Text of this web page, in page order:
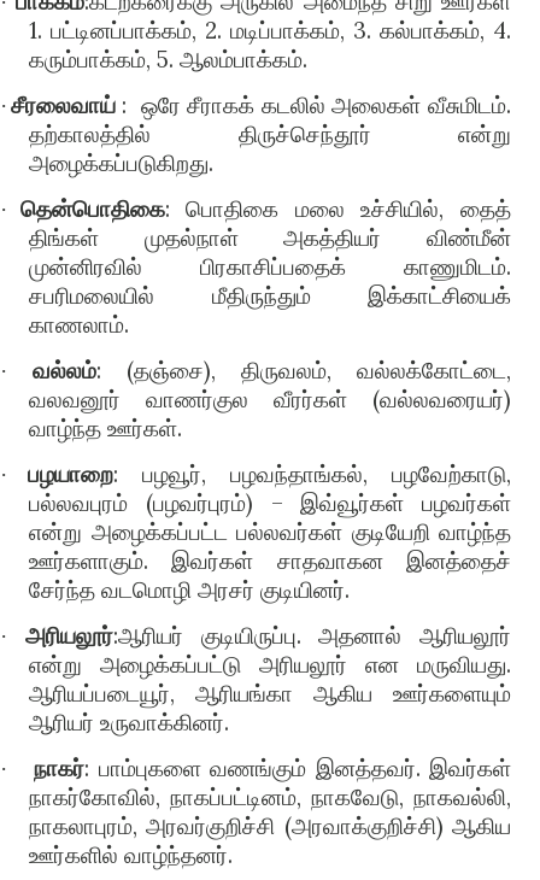
1. பட்டினப்பாக்கம், 2. மடிப்பாக்கம், 3. கல்பாக்கம், 4.
கரும்பாக்கம், 5. ஆலம்பாக்கம்.
·சீரலைவாய்: ஒரே சீராகக் கடலில் அலைகள் வீசுமிடம்.
தற்காலத்தில் திருச்செந்தூர் என்று
அழைக்கப்படுகிறது.
· தென்பொதிகை: பொதிகை மலை உச்சியில், தைத்
திங்கள் முதல்நாள் அகத்தியர் விண்மீன்
முன்னிரவில் பிரகாசிப்பதைக் காணுமிடம்.
சபரிமலையில் மீதிருந்தும் இக்காட்சியைக்
காணலாம்.
· வல்லம்: (தஞ்சை), திருவலம், வல்லக்கோட்டை,
வலவனூர் வாணர்குல வீரர்கள் (வல்லவரையர்)
வாழ்ந்த ஊர்கள்.
· பழயாறை: பழவூர், பழவந்தாங்கல், பழவேற்காடு,
பல்லவபுரம் (பழவர்புரம்) – இவ்வூர்கள் பழவர்கள்
என்று அழைக்கப்பட்ட பல்லவர்கள் குடியேறி வாழ்ந்த
ஊர்களாகும். இவர்கள் சாதவாகன இனத்தைச்
சேர்ந்த வடமொழி அரசர் குடியினர்.
· அரியலூர்:ஆரியர் குடியிருப்பு. அதனால் ஆரியலூர்
என்று அழைக்கப்பட்டு அரியலூர் என மருவியது.
ஆரியப்படையூர், ஆரியங்கா ஆகிய ஊர்களையும்
ஆரியர் உருவாக்கினர்.
· நாகர்: பாம்புகளை வணங்கும் இனத்தவர். இவர்கள்
நாகர்கோவில், நாகப்பட்டினம், நாகவேடு, நாகவல்லி,
நாகலாபுரம், அரவர்குறிச்சி (அரவாக்குறிச்சி) ஆகிய
ஊர்களில் வாழ்ந்தனர்.